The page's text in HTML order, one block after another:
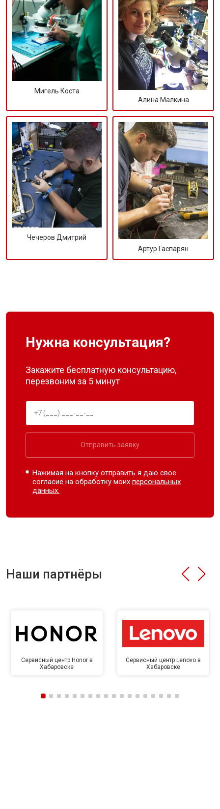
Мигель Коста
Алина Малкина
Чечеров Дмитрий
Артур Гаспарян
Нужна консультация?
Закажите бесплатную консультацию,
перезвоним за 5 минут
Отправить заявку
Нажимая на кнопку отправить я даю свое
согласие на обработку моихперсональных
данных.
Наши партнёры
Сервисный центр Honor в
Хабаровске
Сервисный центр Lenovo в
Хабаровске